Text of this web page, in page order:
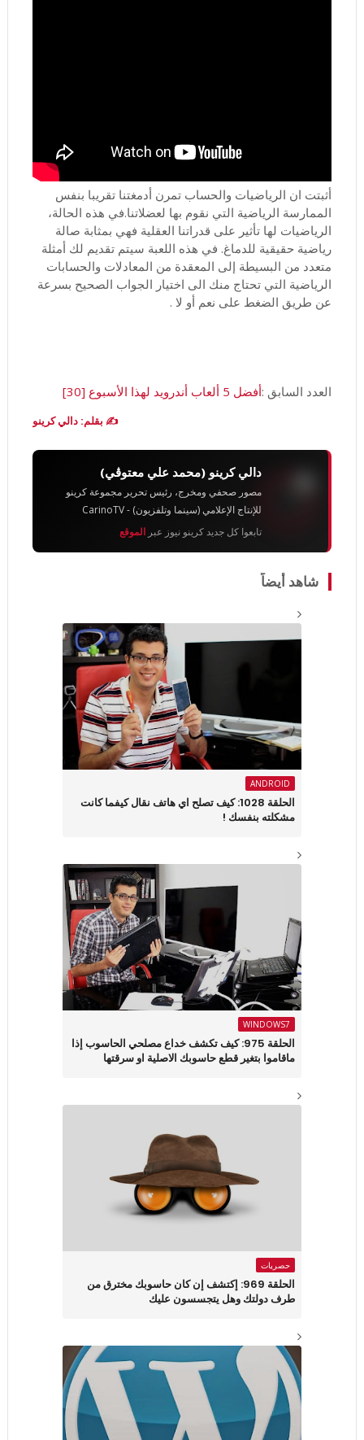
أثبتت ان الرياضيات والحساب تمرن أدمغتنا تقريبا بنفس
الممارسة الرياضية التي نقوم بها لعضلاتنا.في هذه الحالة،
الرياضيات لها تأثير على قدراتنا العقلية فهي بمثابة صالة
رياضية حقيقية للدماغ. في هذه اللعبة سيتم تقديم لك أمثلة
متعدد من البسيطة إلى المعقدة من المعادلات والحسابات
الرياضية التي تحتاج منك الى اختيار الجواب الصحيح بسرعة
عن طريق الضغط على نعم أو لا .
العدد السابق :أفضل 5 ألعاب أندرويد لهذا الأسبوع [30]
✍️ بقلم: دالي كرينو
دالي كرينو (محمد علي معتوڨي)
مصور صحفي ومخرج، رئيس تحرير مجموعة كرينو
للإنتاج الإعلامي (سينما وتلفزيون) - CarinoTV
تابعوا كل جديد كرينو نيوز عبر الموقع
شاهد أيضاً
ANDROID
الحلقة 1028: كيف تصلح اي هاتف نقال كيفما كانت
مشكلته بنفسك !
WINDOWS7
الحلقة 975: كيف تكشف خداع مصلحي الحاسوب إذا
ماقاموا بتغير قطع حاسوبك الاصلية او سرقتها
حصريات
الحلقة 969: إكتشف إن كان حاسوبك مخترق من
طرف دولتك وهل يتجسسون عليك